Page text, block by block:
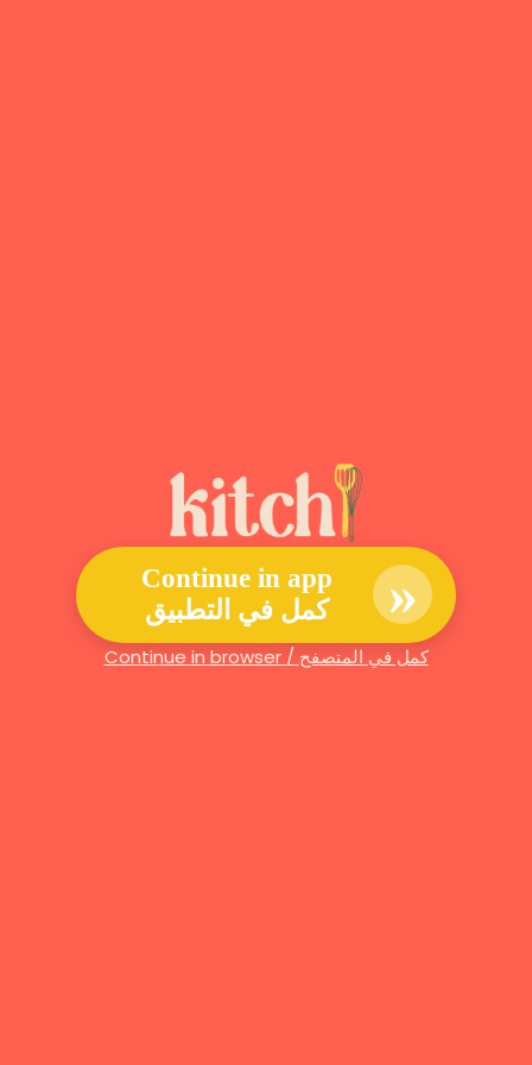
Continue in app
كمل في التطبيق
»
Continue in browser / كمل في المتصفح